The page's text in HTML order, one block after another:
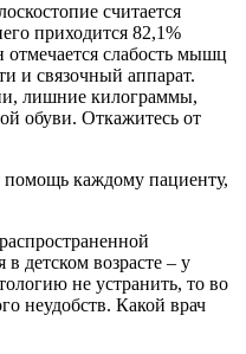
считается
приходится 82,1%
слабость мышц
и связочный аппарат.
лишние килограммы,
обуви. Откажитесь от
помощь каждому пациенту,
детском возрасте – у
не устранить, то во
неудобств. Какой врач